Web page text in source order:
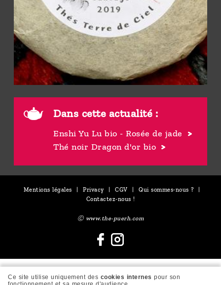
Dans cette actualité :
Enshi Yu Lu bio - Rosée de jade
Thé noir Dragon d'or bio
Mentions légales | Privacy | CGV | Qui sommes-nous ?
|
Contactez-nous !
Ⓒ www.the-puerh.com
Ce site utilise uniquement des cookies internes pour son